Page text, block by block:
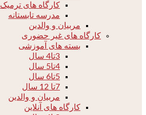
کارگاه های ترمیک
مدرسه تابستانه
مربیان و والدین
کارگاه های غیر حضوری
بسته های آموزشی
3تا4 سال
4تا5 سال
5تا6 سال
7تا 12 سال
مربیان و والدین
کارگاه های آنلاین